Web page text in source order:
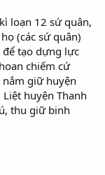
loạn 12 sứ quân,
(các sứ quân)
để tạo dựng lực
chiếm cứ
nắm giữ huyện
huyện Thanh
thu giữ binh